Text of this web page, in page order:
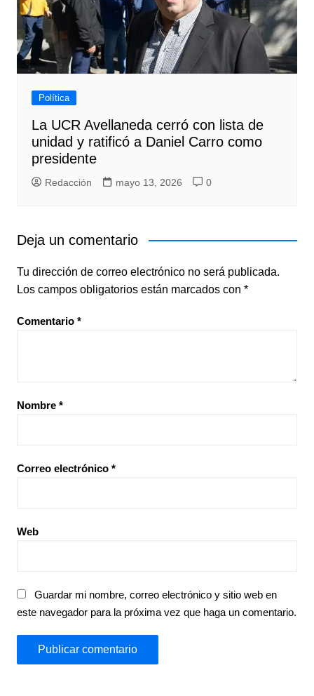
Política
La UCR Avellaneda cerró con lista de
unidad y ratificó a Daniel Carro como
presidente
Redacción mayo 13, 2026 0
Deja un comentario
Tu dirección de correo electrónico no será publicada.
Los campos obligatorios están marcados con *
Comentario *
Nombre *
Correo electrónico *
Web
Guardar mi nombre, correo electrónico y sitio web en
este navegador para la próxima vez que haga un comentario.